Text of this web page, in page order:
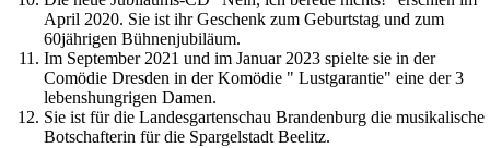
April 2020. Sie ist ihr Geschenk zum Geburtstag und zum
60jährigen Bühnenjubiläum.
Im September 2021 und im Januar 2023 spielte sie in der
Comödie Dresden in der Komödie " Lustgarantie" eine der 3
lebenshungrigen Damen.
Sie ist für die Landesgartenschau Brandenburg die musikalische
Botschafterin für die Spargelstadt Beelitz.